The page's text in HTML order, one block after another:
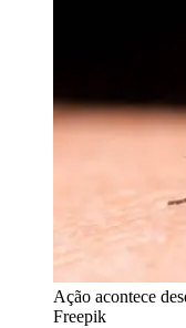
Ação acontece
Freepik